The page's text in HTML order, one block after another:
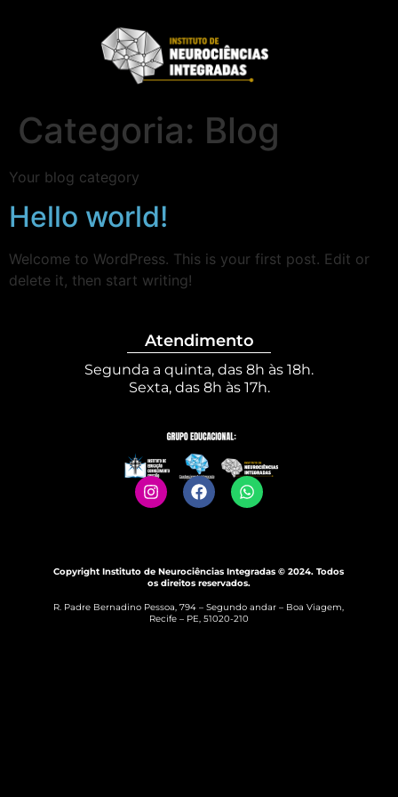
Categoria: Blog
Your blog category
Hello world!
Welcome to WordPress. This is your first post. Edit or
delete it, then start writing!
Atendimento
Segunda a quinta, das 8h às 18h.
Sexta, das 8h às 17h.
Copyright Instituto de Neurociências Integradas © 2024. Todos
os direitos reservados.
R. Padre Bernadino Pessoa, 794 – Segundo andar – Boa Viagem,
Recife – PE, 51020-210